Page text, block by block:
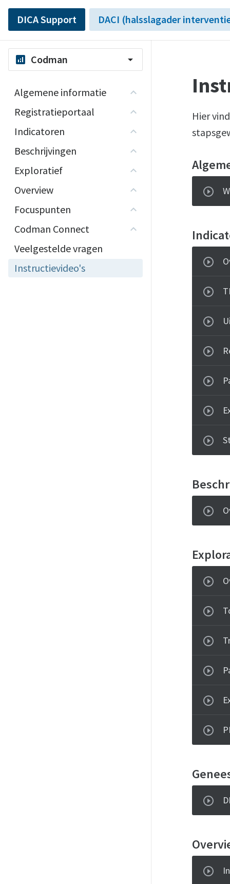
DICA Support DACI (halsslagader
analytics Codman arrow_drop_down
Algemene informatie
Registratieportaal
Indicatoren
Beschrijvingen
Exploratief
Overview
Focuspunten
Codman Connect
Veelgestelde vragen
Instructievideo's
Hier